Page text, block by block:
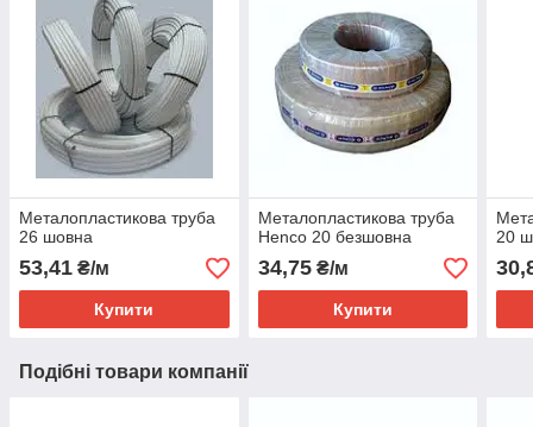
Металопластикова труба
26 шовна
53,41 ₴/м
Купити
Металопластикова труба
Henco 20 безшовна
34,75₴/м
Купити
20
Подібні товари компанії